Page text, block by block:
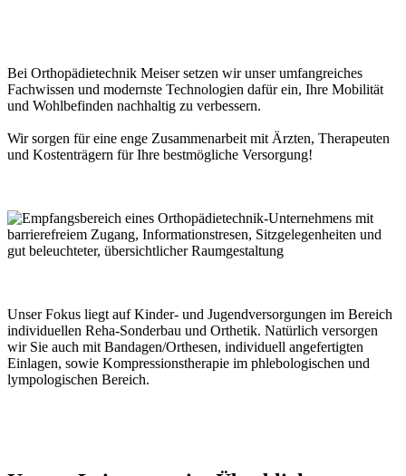
Bei Orthopädietechnik Meiser setzen wir unser umfangreiches
Fachwissen und modernste Technologien dafür ein, Ihre Mobilität
und Wohlbefinden nachhaltig zu verbessern.
Wir sorgen für eine enge Zusammenarbeit mit Ärzten, Therapeuten
und Kostenträgern für Ihre bestmögliche Versorgung!
Unser Fokus liegt auf Kinder- und Jugendversorgungen im Bereich
individuellen Reha-Sonderbau und Orthetik. Natürlich versorgen
wir Sie auch mit Bandagen/Orthesen, individuell angefertigten
Einlagen, sowie Kompressionstherapie im phlebologischen und
lympologischen Bereich.